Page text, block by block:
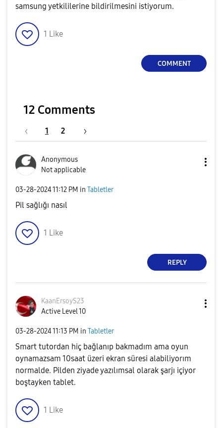
samsung yetkililerine bildirilmesini istiyorum.
1 Like
COMMENT
12 Comments
1 2
Anonymous
Not applicable
‎03-28-202411:12 PM in Tabletler
Pil sağlığı nasıl
1 Like
REPLY
KaanErsoyS23
Active Level 10
‎03-28-202411:13 PM in Tabletler
Smart tutordan hiç bağlanıp bakmadım ama oyun
oynamazsam 10saat üzeri ekran süresi alabiliyorım
normalde. Pilden ziyade yazılımsal olarak şarjı içiyor
boştayken tablet.
1 Like